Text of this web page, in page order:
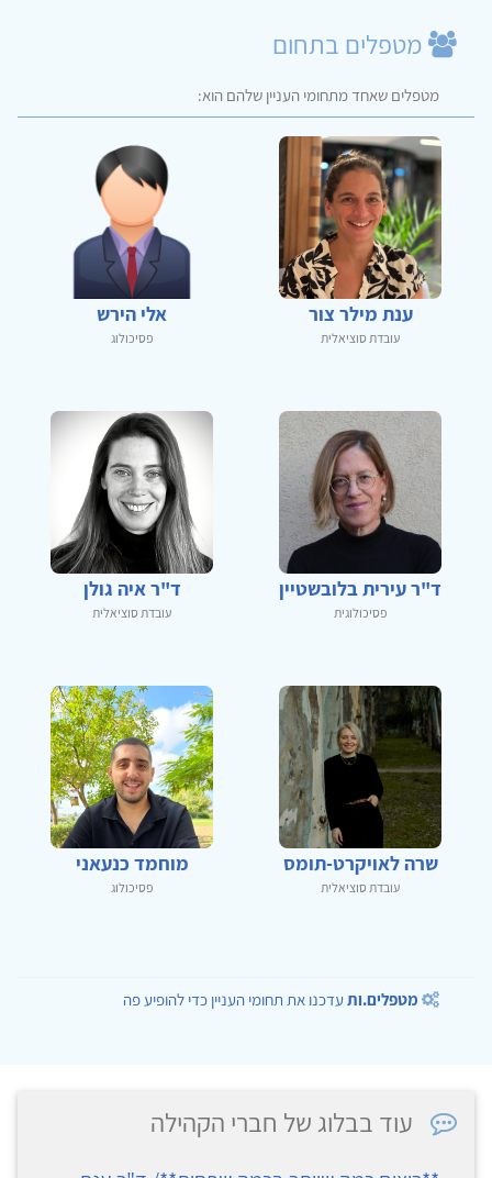
מטפלים בתחום
מטפלים שאחד מתחומי העניין שלהם הוא:
ענת מילר צור
עובדת סוציאלית
אלי הירש
פסיכולוג
ד"ר עירית בלובשטיין
פסיכולוגית
ד"ר איה גולן
עובדת סוציאלית
שרה לאויקרט-תומס
עובדת סוציאלית
מוחמד כנעאני
פסיכולוג
מטפלים.ותעדכנו את תחומי העניין כדי להופיע פה
עוד בבלוג של חברי הקהילה